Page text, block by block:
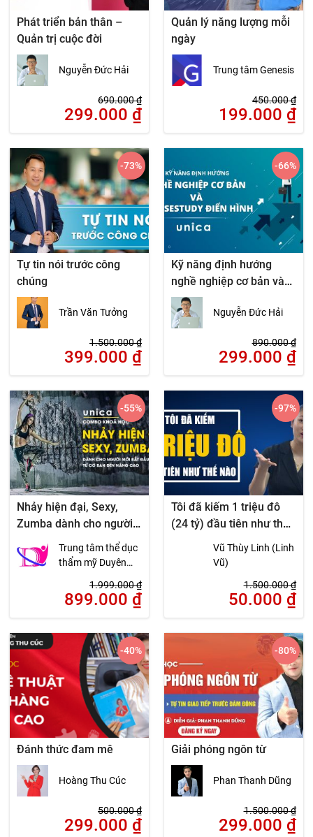
Phát triển bản thân –
Quản trị cuộc đời
Nguyễn Đức Hải
690.000₫
299.000 ₫
Quản lý năng lượng mỗi
ngày
Trung tâm Genesis
450.000₫
199.000 ₫
Tự tin nói trước công
chúng
Trần Văn Tưởng
1.500.000₫
399.000 ₫
-73%
Kỹ năng định hướng
nghề nghiệp cơ bản và
11 casestudy điển hình
Nguyễn Đức Hải
890.000₫
299.000 ₫
-66%
Nhảy hiện đại, Sexy,
Zumba dành cho người
mới bắt đầu từ cơ bản
đến nâng cao
Trung tâm thể dục
thẩm mỹ Duyên
1.999.000₫
899.000 ₫
-55%
Tôi đã kiếm 1 triệu đô
(24 tỷ) đầu tiên như thế
Vũ Thùy Linh (Linh
Vũ)
1.500.000₫
50.000 ₫
-97%
Đánh thức đam mê
Hoàng Thu Cúc
500.000₫
299.000 ₫
-40%
Giải phóng ngôn từ
Phan Thanh Dũng
1.500.000₫
299.000 ₫
-80%